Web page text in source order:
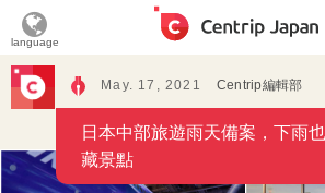
language
May. 17, 2021 Centrip編輯部
日本中部旅遊雨天備案，下雨
藏景點